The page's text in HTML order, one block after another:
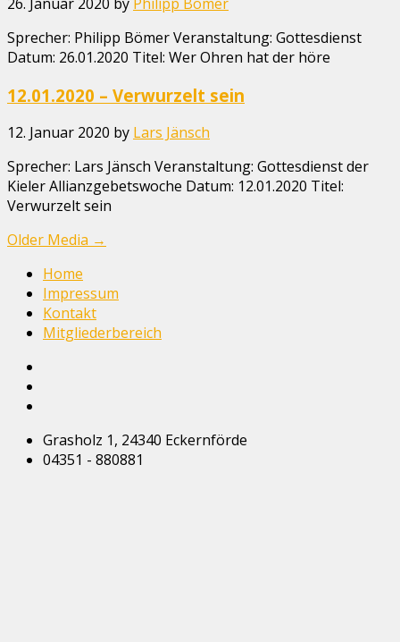
Sprecher: Philipp Bömer Veranstaltung: Gottesdienst
Datum: 26.01.2020 Titel: Wer Ohren hat der höre
12.01.2020 – Verwurzelt sein
12. Januar 2020 by Lars Jänsch
Sprecher: Lars Jänsch Veranstaltung: Gottesdienst der
Kieler Allianzgebetswoche Datum: 12.01.2020 Titel:
Verwurzelt sein
Older Media →
Home
Impressum
Kontakt
Mitgliederbereich
Grasholz 1, 24340 Eckernförde
04351 - 880881